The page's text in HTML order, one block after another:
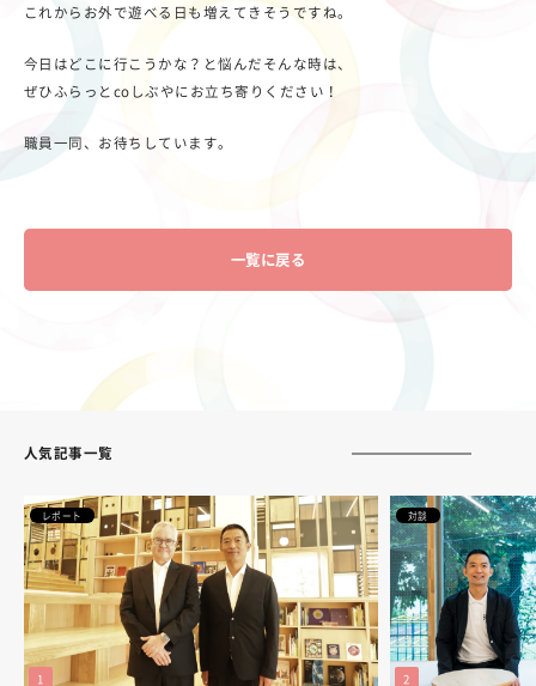
これからお外で遊べる日も増えてきそうですね。
今日はどこに行こうかな？と悩んだそんな時は、
ぜひふらっとcoしぶやにお立ち寄りください！
職員一同、お待ちしています。
一覧に戻る
人気記事一覧
レポート 対談